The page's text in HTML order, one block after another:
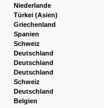
Niederlande
Türkei (Asien)
Griechenland
Spanien
Schweiz
Deutschland
Deutschland
Deutschland
Schweiz
Deutschland
Belgien